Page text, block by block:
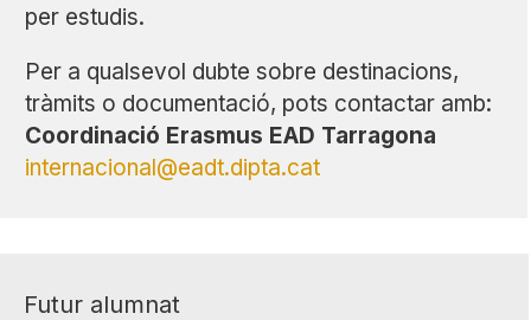
per estudis.
Per a qualsevol dubte sobre destinacions,
tràmits o documentació, pots contactar amb:
Coordinació Erasmus EAD Tarragona
internacional@eadt.dipta.cat
Futur alumnat